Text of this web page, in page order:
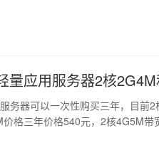
量应用服务器2核
务器可以一次性购买三年，目前
格三年价格540元，2核4G5M